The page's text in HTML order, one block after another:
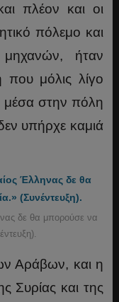
πλέον και οι
πόλεμο και
μηχανών, ήταν
που μόλις λίγο
μέσα στην πόλη
υπήρχε καμιά
δε θα μπορούσε να
Αράβων, και η
Συρίας και της